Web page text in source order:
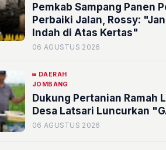
Pemkab Sampang Panen
Perbaiki Jalan, Rossy:
Indah di Atas Kertas"
06 AGUSTUS 2026
DAERAH
JOMBANG
Dukung Pertanian Ramah
Desa Latsari Luncurkan
06 AGUSTUS 2026